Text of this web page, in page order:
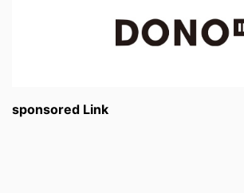
sponsored Link